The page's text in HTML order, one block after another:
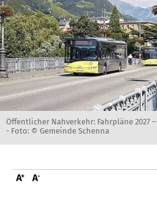
Öffentlicher Nahverkehr: Fahrpläne 2027
- Foto: © Gemeinde Schenna